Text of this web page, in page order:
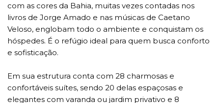
com as cores da Bahia, muitas vezes contadas nos
livros de Jorge Amado e nas músicas de Caetano
Veloso, englobam todo o ambiente e conquistam os
hóspedes. É o refúgio ideal para quem busca conforto
e sofisticação.
Em sua estrutura conta com 28 charmosas e
confortáveis suítes, sendo 20 delas espaçosas e
elegantes com varanda ou jardim privativo e 8